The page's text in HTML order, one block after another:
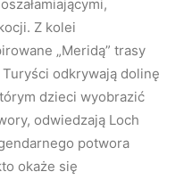
Z kolei
„Meridą” trasy
odkrywają dolinę
dzieci wyobrazić
odwiedzają Loch
potwora
okaże się